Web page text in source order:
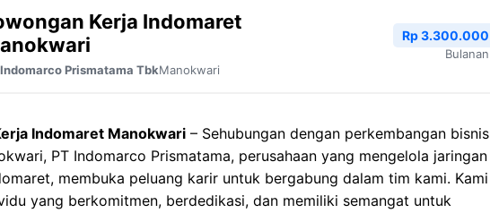
Kerja Indomaret
Prismatama TbkManokwari
Rp 3.300.000
Bulanan
Indomaret Manokwari – Sehubungan dengan perkembangan bisnis
PT Indomarco Prismatama, perusahaan yang mengelola jaringan
membuka peluang karir untuk bergabung dalam tim kami. Kami
yang berkomitmen, berdedikasi, dan memiliki semangat untuk